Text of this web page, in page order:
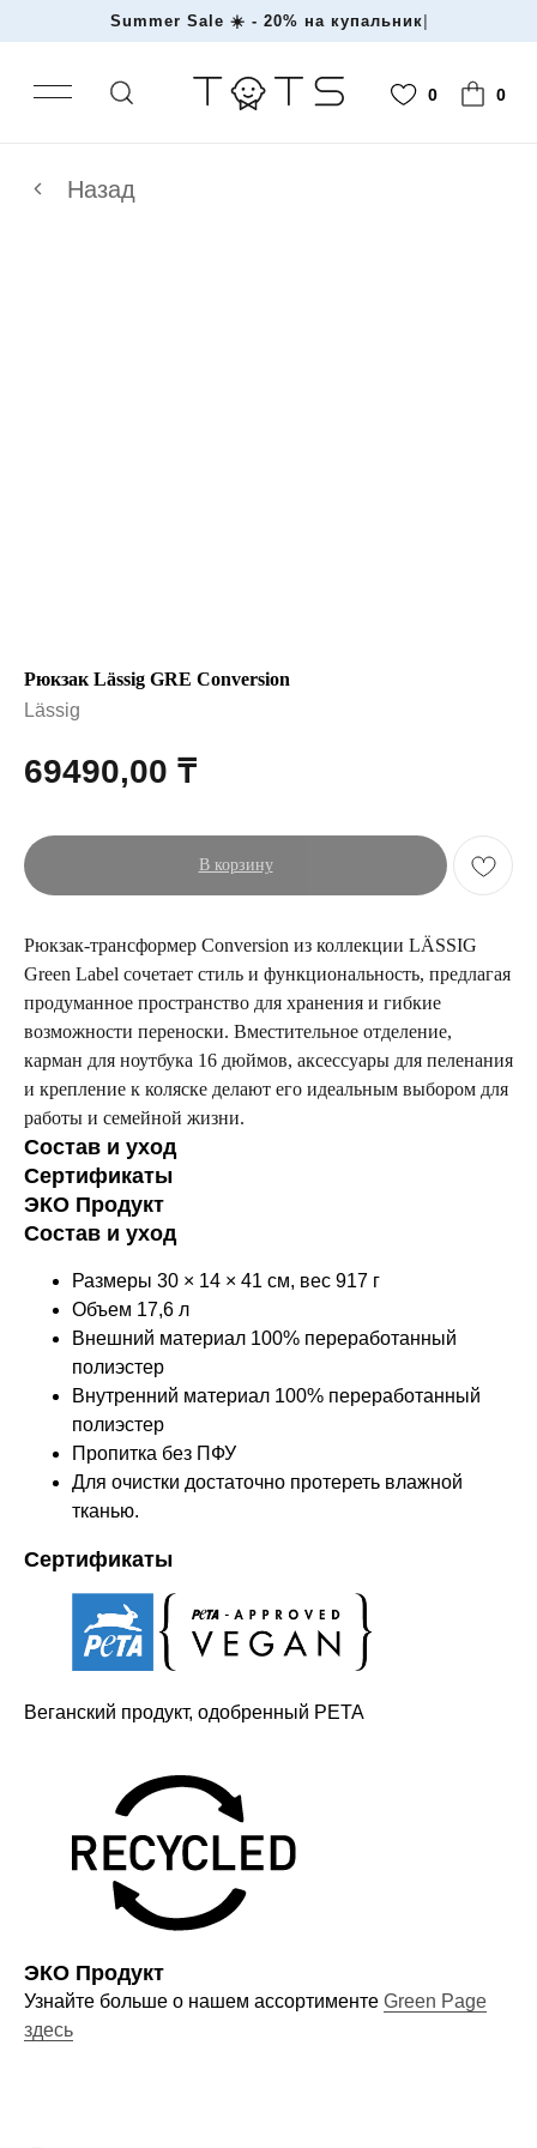
Summer Sale ☀️ - 20% на купаль|
Рюкзак Lässig GRE Conversion
Lässig
69490,00 ₸
В корзину
Рюкзак-трансформер Conversion из коллекции LÄSSIG
Green Label сочетает стиль и функциональность, предлагая
продуманное пространство для хранения и гибкие
возможности переноски. Вместительное отделение,
карман для ноутбука 16 дюймов, аксессуары для пеленания
и крепление к коляске делают его идеальным выбором для
работы и семейной жизни.
Состав и уход
Сертификаты
ЭКО Продукт
Состав и уход
Размеры 30 × 14 × 41 см, вес 917 г
Объем 17,6 л
Внешний материал 100% переработанный
полиэстер
Внутренний материал 100% переработанный
полиэстер
Пропитка без ПФУ
Для очистки достаточно протереть влажной
тканью.
Сертификаты
Веганский продукт, одобренный PETA
ЭКО Продукт
Узнайте больше о нашем ассортименте Green Page
здесь
узнавайте первыми о наших
Договор-оферта
Политика конфиденциальности